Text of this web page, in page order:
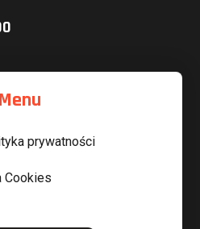
Menu
prywatności
Cookies